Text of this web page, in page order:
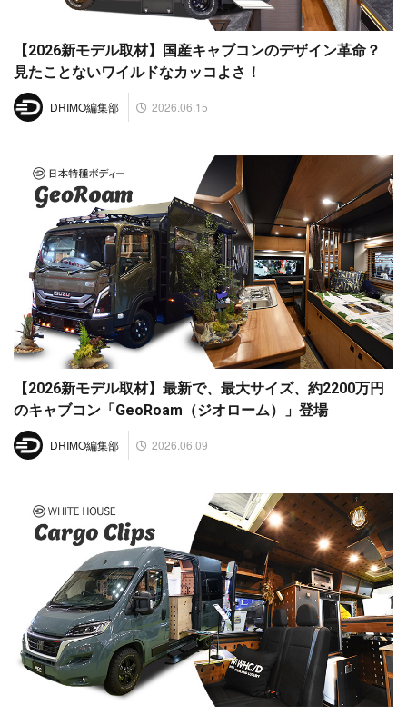
【2026新モデル取材】国産キャブコンのデザイン革命？
見たことないワイルドなカッコよさ！
DRIMO編集部 2026.06.15
【2026新モデル取材】最新で、最大サイズ、約2200万円
のキャブコン「GeoRoam（ジオローム）」登場
DRIMO編集部 2026.06.09